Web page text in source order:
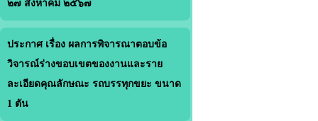
๒๗ สิงหาคม ๒๕๖๗
ประกาศ เรื่อง ผลการพิจารณาตอบข้อ
วิจารณ์ร่างขอบเขตของงานและราย
ละเอียดคุณลักษณะ รถบรรทุกขยะ ขนาด
1 ตัน